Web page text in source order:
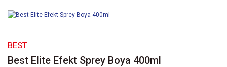
BEST
Best Elite Efekt Sprey Boya 400ml